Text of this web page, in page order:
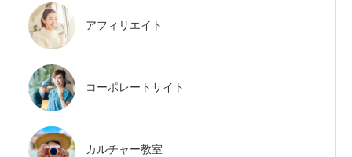
アフィリエイト
コーポレートサイト
カルチャー教室